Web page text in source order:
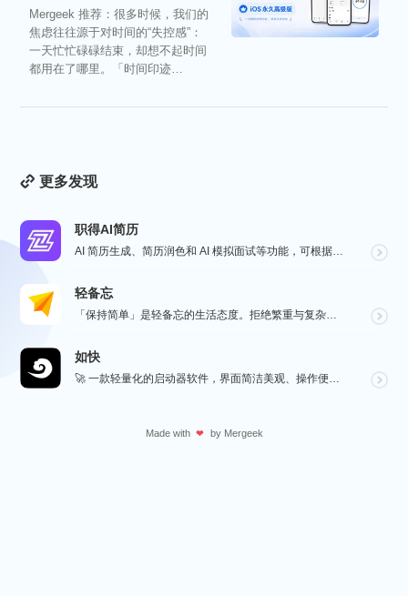
Mergeek 推荐：很多时候，我们的
焦虑往往源于对时间的“失控感”：
一天忙忙碌碌结束，却想不起时间
都用在了哪里。「时间印迹
更多发现
职得AI简历
AI 简历生成、简历润色和 AI 模拟面试等功能，可根据指定的求职岗位，一键快速生成高匹配的简历内容...
轻备忘
「保持简单」是轻备忘的生活态度。拒绝繁重与复杂，致力于快速记录与回顾，打造如轻风拂面、水过无痕的使用...
如快
🚀 一款轻量化的启动器软件，界面简洁美观、操作便捷，并且支持插件开发。支持全键盘操作。开发者目前处于...
Made with ❤ by Mergeek